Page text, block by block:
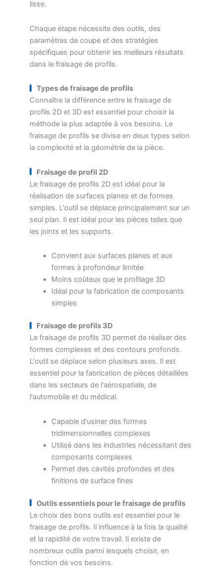
lisse.
Chaque étape nécessite des outils, des
paramètres de coupe et des stratégies
spécifiques pour obtenir les meilleurs résultats
dans le fraisage de profils.
Types de fraisage de profils
Connaître la différence entre le fraisage de
profils 2D et 3D est essentiel pour choisir la
méthode la plus adaptée à vos besoins. Le
fraisage de profils se divise en deux types selon
la complexité et la géométrie de la pièce.
Fraisage de profil 2D
Le fraisage de profils 2D est idéal pour la
réalisation de surfaces planes et de formes
simples. L'outil se déplace principalement sur un
seul plan. Il est idéal pour les pièces telles que
les joints et les supports.
Convient aux surfaces planes et aux
formes à profondeur limitée
Moins coûteux que le profilage 3D
Idéal pour la fabrication de composants
simples
Fraisage de profils 3D
Le fraisage de profils 3D permet de réaliser des
formes complexes et des contours profonds.
L'outil se déplace selon plusieurs axes. Il est
essentiel pour la fabrication de pièces détaillées
dans les secteurs de l'aérospatiale, de
l'automobile et du médical.
Capable d'usiner des formes
tridimensionnelles complexes
Utilisé dans les industries nécessitant des
composants complexes
Permet des cavités profondes et des
finitions de surface fines
Outils essentiels pour le fraisage de profils
Le choix des bons outils est essentiel pour le
fraisage de profils. Il influence à la fois la qualité
et la rapidité de votre travail. Il existe de
nombreux outils parmi lesquels choisir, en
fonction de vos besoins.